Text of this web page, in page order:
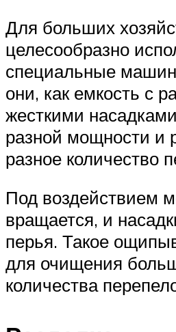
Для больших
целесообразно
специальные
они, как емкость с
жесткими
разной мощности и
разное количество
Под воздействием
вращается, и
перья. Такое
для очищения
количества